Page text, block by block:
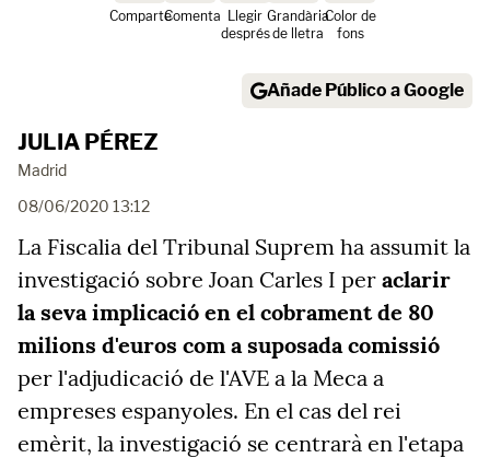
ComparteComenta Llegir
després
Grandària
de lletra
Color de
fons
Añade Público a Google
JULIA PÉREZ
Madrid
08/06/2020 13:12
La Fiscalia del Tribunal Suprem ha assumit la
investigació sobre Joan Carles I per aclarir
la seva implicació en el cobrament de 80
milions d'euros com a suposada comissió
per l'adjudicació de l'AVE a la Meca a
empreses espanyoles. En el cas del rei
emèrit, la investigació se centrarà en l'etapa